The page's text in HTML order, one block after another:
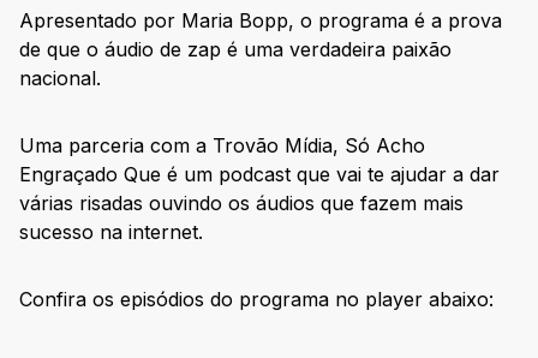
Apresentado por Maria Bopp, o programa é a prova
de que o áudio de zap é uma verdadeira paixão
nacional.
Uma parceria com a Trovão Mídia, Só Acho
Engraçado Que é um podcast que vai te ajudar a dar
várias risadas ouvindo os áudios que fazem mais
sucesso na internet.
Confira os episódios do programa no player abaixo: